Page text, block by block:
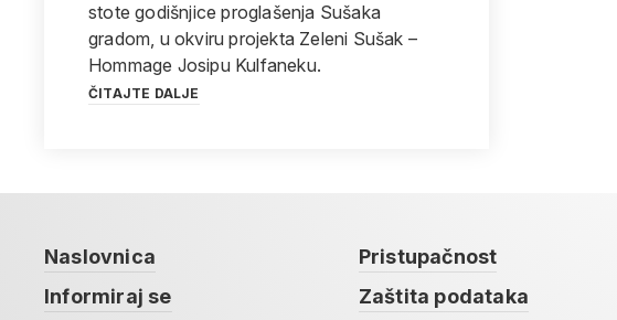
stote godišnjice proglašenja Sušaka
gradom, u okviru projekta Zeleni Sušak –
Hommage Josipu Kulfaneku.
ČITAJTE DALJE
Naslovnica
Informiraj se
Pristupačnost
Zaštita podataka